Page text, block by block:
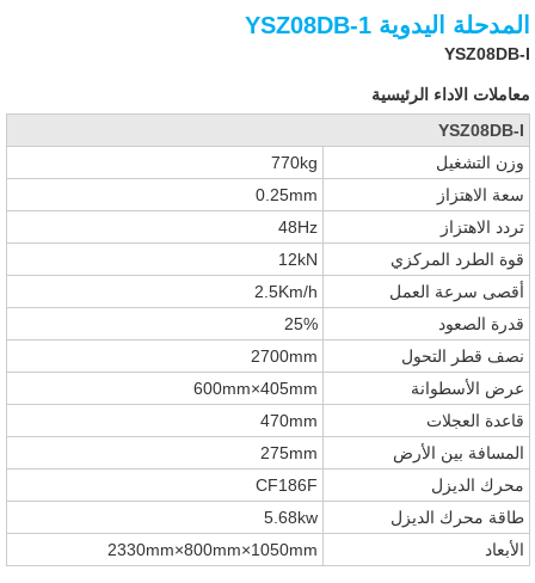
المدحلة اليدوية YSZ08DB-1
YSZ08DB-I
معاملات الاداء الرئيسية
YSZ08DB-I
وزن التشغيل
770kg
سعة الاهتزاز
0.25mm
تردد الاهتزاز
48Hz
قوة الطرد المركزي
12kN
أقصى سرعة العمل
2.5Km/h
قدرة الصعود
25%
نصف قطر التحول
2700mm
عرض الأسطوانة
600mm×405mm
قاعدة العجلات
470mm
المسافة بين الأرض
275mm
محرك الديزل
CF186F
طاقة محرك الديزل
5.68kw
الأبعاد
2330mm×800mm×1050mm